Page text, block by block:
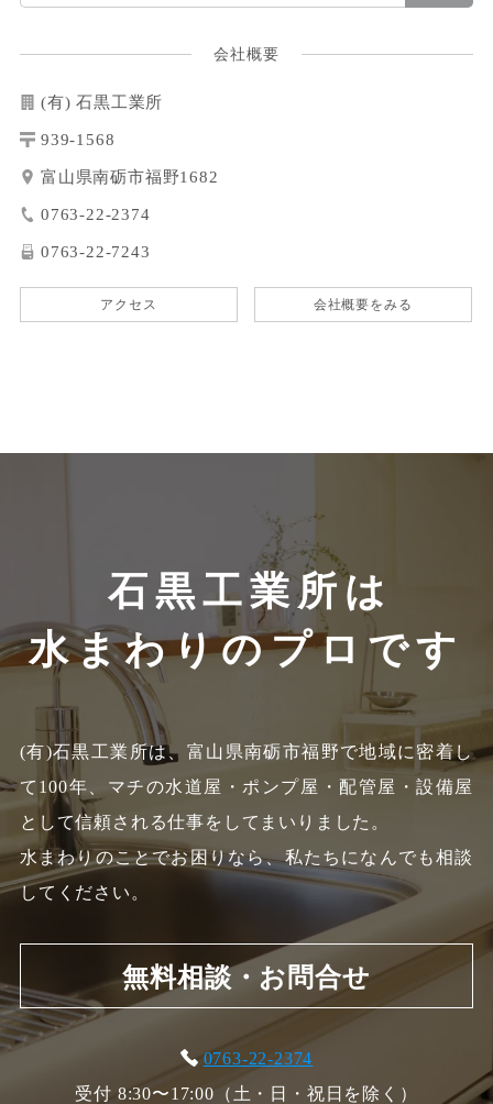
会社概要
(有) 石黒工業所
939-1568
富山県南砺市福野1682
0763-22-2374
0763-22-7243
アクセス 会社概要をみる
石黒工業所は
水まわりのプロです
(有)石黒工業所は、富山県南砺市福野で地域に密着し
て100年、 マチの水道屋・ポンプ屋・配管屋・設備屋
として信頼される仕事をしてまいりました。
水まわりのことでお困りなら、私たちになんでも相談
してください。
無料相談・お問合せ
0763-22-2374
受付 8:30〜17:00（土・日・祝日を除く）